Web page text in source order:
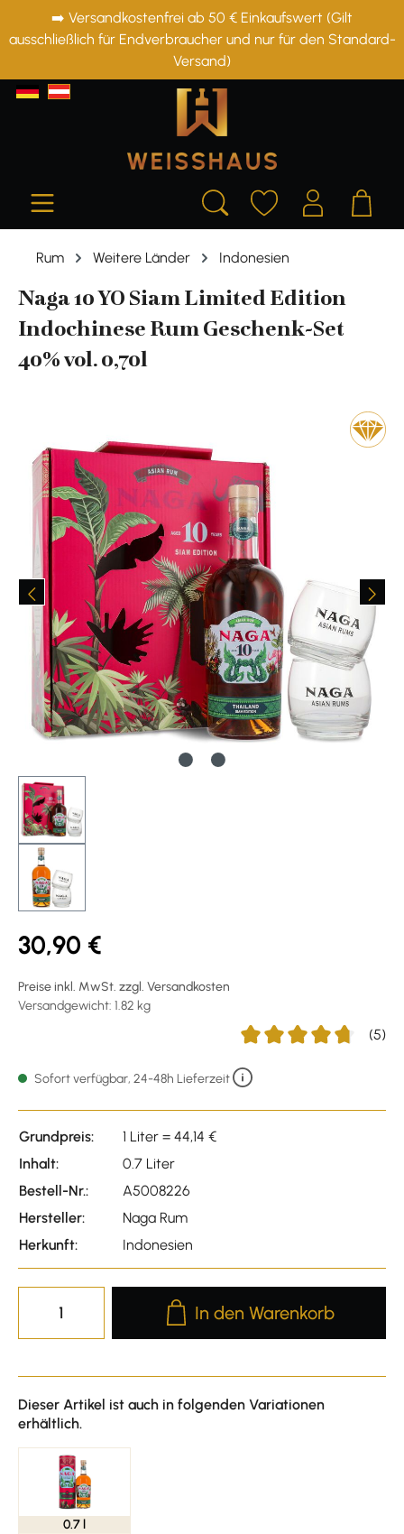
springen
➡️ Versandkostenfrei ab 50 € Einkaufswert (Gilt
ausschließlich für Endverbraucher und nur für den Standard-
Versand)
Rum Weitere Länder Indonesien
Naga 10 YO Siam Limited Edition
Indochinese Rum Geschenk-Set
40% vol. 0,70l
30,90 €
Preise inkl. MwSt. zzgl. Versandkosten
Versandgewicht: 1.82 kg
(5)
Sofort verfügbar, 24-48h Lieferzeit
Grundpreis:
1 Liter = 44,14 €
Inhalt:
0.7 Liter
Bestell-Nr.:
A5008226
Hersteller:
Naga Rum
Herkunft:
Indonesien
Produkt Anzahl: Gib den
In den Warenkorb
Dieser Artikel ist auch in folgenden Variationen
erhältlich.
0.7 l